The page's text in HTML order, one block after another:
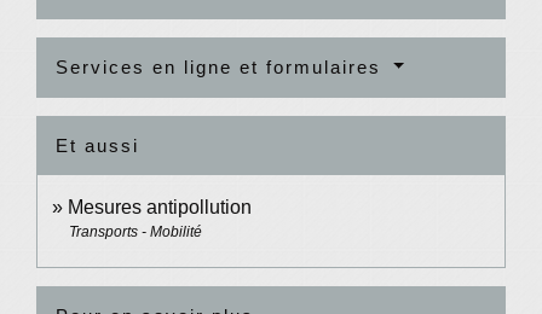
Services en ligne et formulaires
Et aussi
Mesures antipollution
Transports - Mobilité